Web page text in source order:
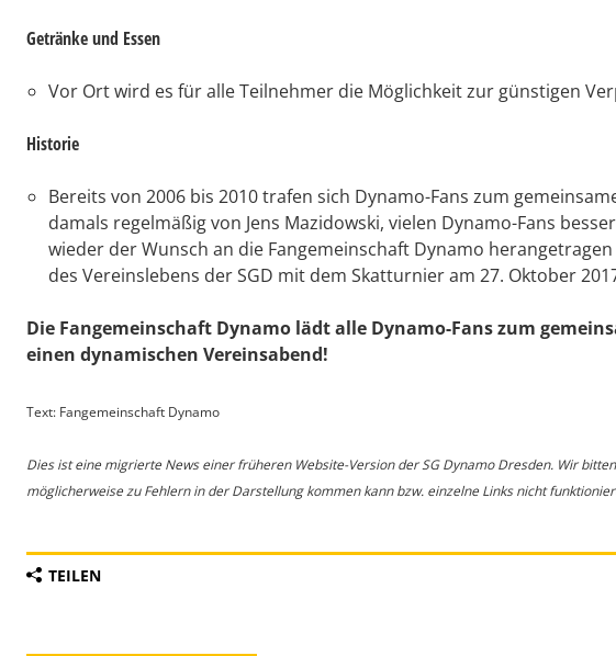
Getränke und Essen
Vor Ort wird es für alle Teilnehmer die Möglichkeit zur günstigen
Historie
Bereits von 2006 bis 2010 trafen sich Dynamo-Fans zum
damals regelmäßig von Jens Mazidowski, vielen Dynamo-Fans
wieder der Wunsch an die Fangemeinschaft Dynamo
des Vereinslebens der SGD mit dem Skatturnier am 27. Oktober
Die Fangemeinschaft Dynamo lädt alle Dynamo-Fans zum
einen dynamischen Vereinsabend!
Text: Fangemeinschaft Dynamo
Dies ist eine migrierte News einer früheren Website-Version der SG Dynamo Dresden. Wir
möglicherweise zu Fehlern in der Darstellung kommen kann bzw. einzelne Links nicht
TEILEN